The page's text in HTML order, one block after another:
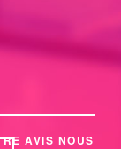
AVIS NOUS